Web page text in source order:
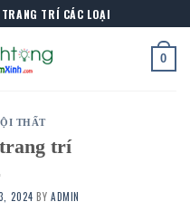
TRÍ CÁC LOẠI
0
THẤT
trí
2024 BY ADMIN